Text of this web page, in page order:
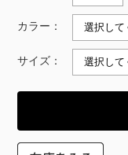
カラー：
サイズ：